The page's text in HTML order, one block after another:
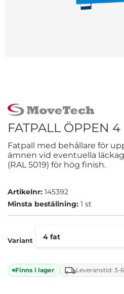
FATPALL ÖPPEN 4
Fatpall med behållare för
ämnen vid eventuella
(RAL 5019) för hög finish.
Artikelnr: 145392
Minsta beställning: 1 st
Variant
Finns i lager Leveranstid: 3-